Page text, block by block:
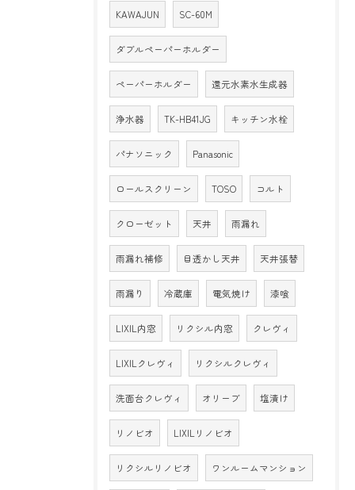
KAWAJUN SC-60M
ダブルペーパーホルダー
ペーパーホルダー 還元水素水生成器
浄水器 TK-HB41JG キッチン水栓
パナソニック Panasonic
ロールスクリーン TOSO コルト
クローゼット 天井 雨漏れ
雨漏れ補修 目透かし天井 天井張替
雨漏り 冷蔵庫 電気焼け 漆喰
LIXIL内窓 リクシル内窓 クレヴィ
LIXILクレヴィ リクシルクレヴィ
洗面台クレヴィ オリーブ 塩漬け
リノビオ LIXILリノビオ
リクシルリノビオ ワンルームマンション